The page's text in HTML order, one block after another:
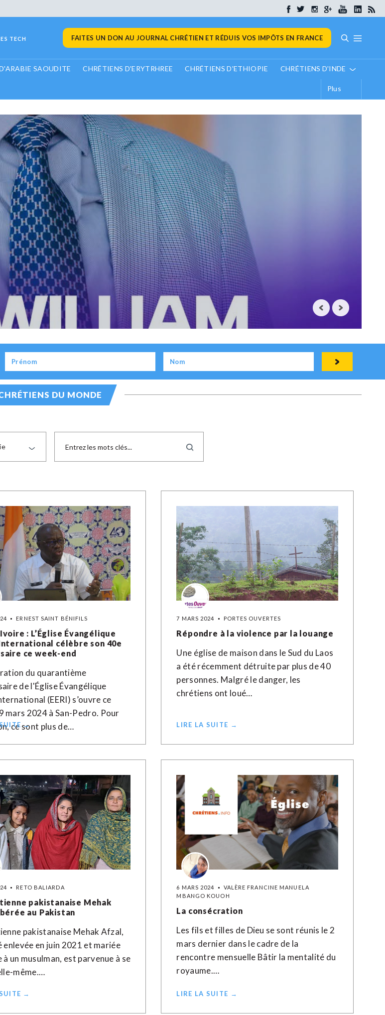
TECH FAITES UN DON AU JOURNAL CHRÉTIEN ET RÉDUIS VOS IMPÔTS EN FRANCE
SAOUDITE CHRÉTIENS D'ERYTRHREE CHRÉTIENS D'ETHIOPIE CHRÉTIENS D'INDE
Plus
DU MONDE
ERNEST SAINT BÉNIFILS
: L’Église Évangélique
célèbre son 40e
ce week-end
du quarantième
de l'Église Évangélique
(EERI) s’ouvre ce
mars 2024 à San-Pedro. Pour
ce sont plus de…
→
7 MARS 2024 PORTES OUVERTES
Répondre à la violence par la louange
Une église de maison dans le Sud du Laos
a été récemment détruite par plus de 40
personnes. Malgré le danger, les
chrétiens ont loué…
LIRE LA SUITE →
RETO BALIARDA
pakistanaise Mehak
au Pakistan
pakistanaise Mehak Afzal,
enlevée en juin 2021 et mariée
un musulman, est parvenue à se
même.…
→
6 MARS 2024
VALÈRE FRANCINE MANUELA
MBANGO KOUOH
La consécration
Les fils et filles de Dieu se sont réunis le 2
mars dernier dans le cadre de la
rencontre mensuelle Bâtir la mentalité du
royaume.…
LIRE LA SUITE →